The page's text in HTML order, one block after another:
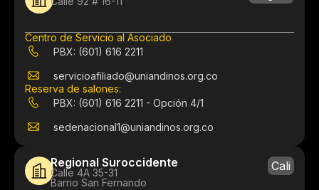
Centro de Servicio al Asociado
PBX: (601) 616 2211
servicioafiliado@uniandinos.org.co
Reserva de salones:
PBX: (601) 616 2211 - Opción 4/1
sedenacional1@uniandinos.org.co
Regional Suroccidente
Calle 4A 35-31
Barrio San Fernando
Cali